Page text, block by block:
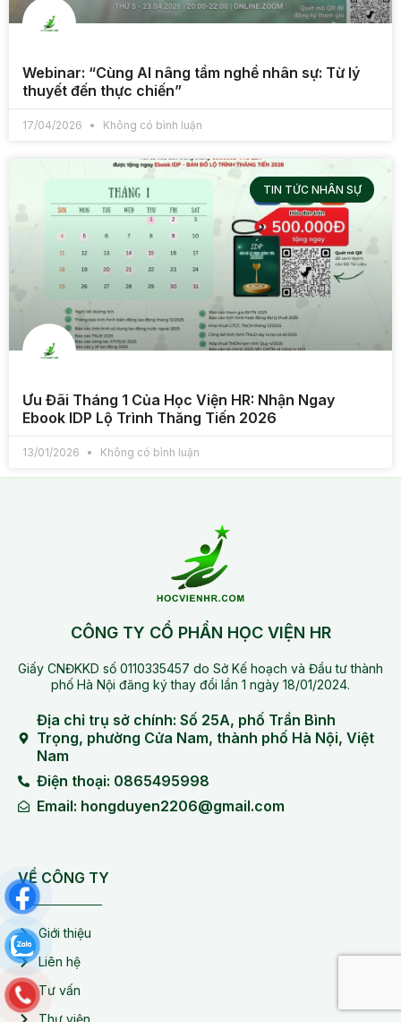
Webinar: “Cùng AI nâng tầm nghề nhân sự: Từ lý
thuyết đến thực chiến”
17/04/2026 Không có bình luận
TIN TỨC NHÂN SỰ
Ưu Đãi Tháng 1 Của Học Viện HR: Nhận Ngay
Ebook IDP Lộ Trình Thăng Tiến 2026
13/01/2026 Không có bình luận
CÔNG TY CỔ PHẦN HỌC VIỆN HR
Giấy CNĐKKD số 0110335457 do Sở Kế hoạch và Đầu tư thành
phố Hà Nội đăng ký thay đổi lần 1 ngày 18/01/2024.
Địa chỉ trụ sở chính: Số 25A, phố Trần Bình
Trọng, phường Cửa Nam, thành phố Hà Nội, Việt
Nam
Điện thoại: 0865495998
Email: hongduyen2206@gmail.com
VỀ CÔNG TY
Giới thiệu
Liên hệ
Tư vấn
Thư viện